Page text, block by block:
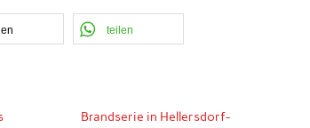
teilen
Brandserie in Hellersdorf-